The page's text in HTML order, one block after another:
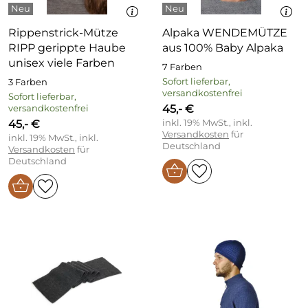
Rippenstrick-Mütze
RIPP gerippte Haube
unisex viele Farben
3 Farben
Sofort lieferbar,
versandkostenfrei
45,- €
inkl. 19% MwSt., inkl.
Versandkosten für
Deutschland
Alpaka WENDEMÜTZE
aus 100% Baby Alpaka
7 Farben
Sofort lieferbar,
versandkostenfrei
45,- €
inkl. 19% MwSt., inkl.
Versandkosten für
Deutschland